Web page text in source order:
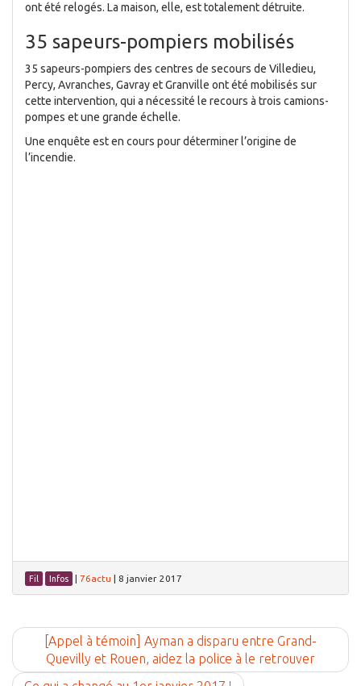
ont été relogés. La maison, elle, est totalement détruite.
35 sapeurs-pompiers mobilisés
35 sapeurs-pompiers des centres de secours de Villedieu,
Percy, Avranches, Gavray et Granville ont été mobilisés sur
cette intervention, qui a nécessité le recours à trois camions-
pompes et une grande échelle.
Une enquête est en cours pour déterminer l’origine de
l’incendie.
Fil Infos | 76actu | 8 janvier 2017
[Appel à témoin] Ayman a disparu entre Grand-
Quevilly et Rouen, aidez la police à le retrouver